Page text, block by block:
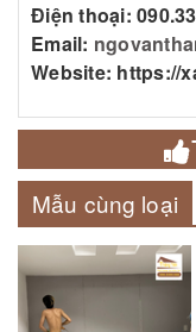
Điện thoại:
Email:
Website: https://
Mẫu cùng loại